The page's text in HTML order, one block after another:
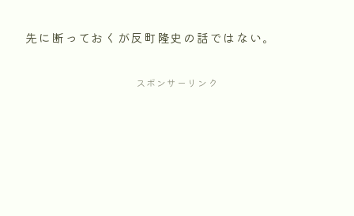
先に断っておくが反町隆史の話ではない。
スポンサーリンク